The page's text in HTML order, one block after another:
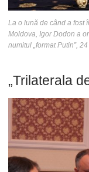
La o lună de când a fost
Moldova, Igor Dodon a
numitul „format Putin”,
„Trilaterala